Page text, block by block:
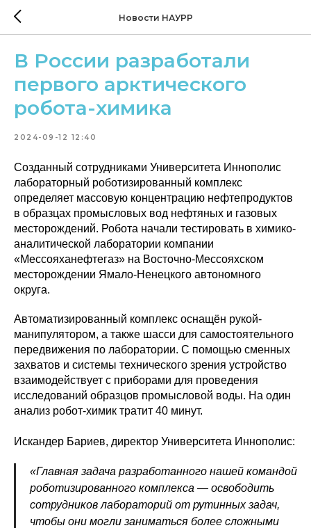
Новости НАУРР
В России разработали
первого арктического
робота-химика
2024-09-12 12:40
Созданный сотрудниками Университета Иннополис
лабораторный роботизированный комплекс
определяет массовую концентрацию нефтепродуктов
в образцах промысловых вод нефтяных и газовых
месторождений. Робота начали тестировать в химико-
аналитической лаборатории компании
«Мессояханефтегаз» на Восточно-Мессояхском
месторождении Ямало-Ненецкого автономного
округа.
Автоматизированный комплекс оснащён рукой-
манипулятором, а также шасси для самостоятельного
передвижения по лаборатории. С помощью сменных
захватов и системы технического зрения устройство
взаимодействует с приборами для проведения
исследований образцов промысловой воды. На один
анализ робот-химик тратит 40 минут.
Искандер Бариев, директор Университета Иннополис:
«Главная задача разработанного нашей командой
роботизированного комплекса — освободить
сотрудников лабораторий от рутинных задач,
чтобы они могли заниматься более сложными